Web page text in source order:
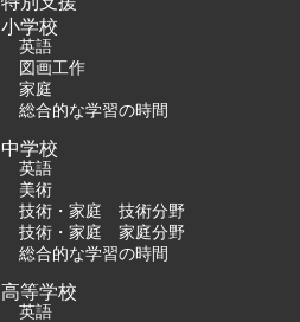
小学校
英語
図画工作
家庭
総合的な学習の時間
中学校
英語
美術
技術・家庭 技術分野
技術・家庭 家庭分野
総合的な学習の時間
高等学校
英語